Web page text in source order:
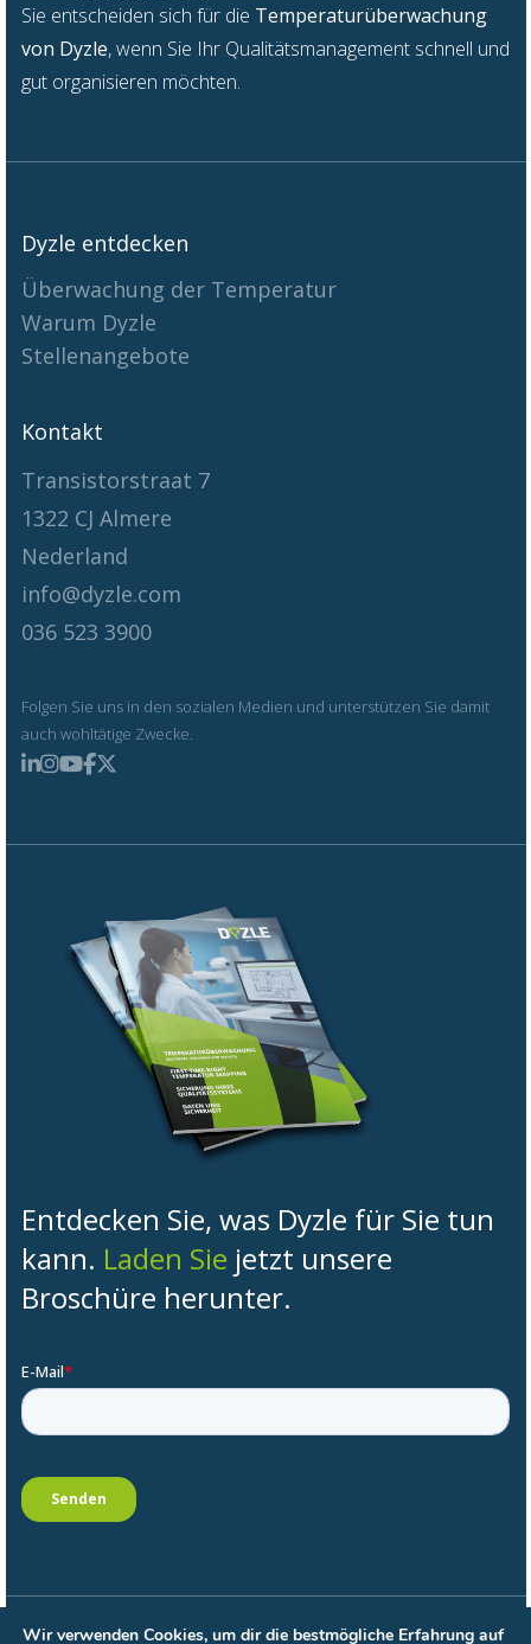
Sie entscheiden sich für die Temperaturüberwachung
von Dyzle,wenn Sie Ihr Qualitätsmanagement schnell und
gut organisieren möchten.
Dyzle entdecken
Überwachung der Temperatur
Warum Dyzle
Stellenangebote
Kontakt
Transistorstraat 7
1322 CJ Almere
Nederland
info@dyzle.com
036 523 3900
Folgen Sie uns in den sozialen Medien und unterstützen Sie damit
auch wohltätige Zwecke.
Entdecken Sie, was Dyzle für Sie tun
kann. Laden Sie jetzt unsere
Broschüre herunter.
Wir verwenden Cookies, um dir die bestmögliche Erfahrung auf